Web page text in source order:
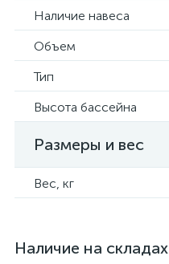
Наличие навеса
Объем
Тип
Высота бассейна
Размеры и вес
Вес, кг
Наличие на складах